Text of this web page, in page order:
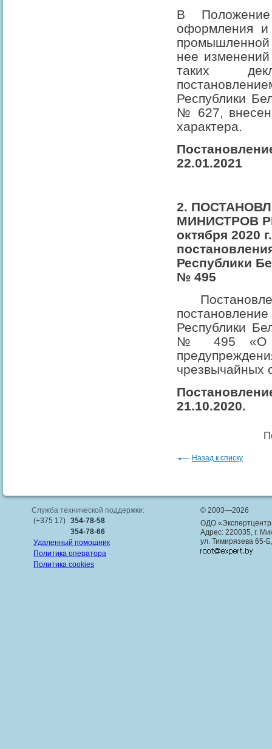
В
оформления и
нее
таких
Республики
№ 627,
характера.
22.01.2021
2.
МИНИСТРОВ
октября 2020
Республики
№ 495
Республики
№ 495 «О
чрезвычайных
21.10.2020.
Назад к списку
Служба технической поддержки:
(+375 17) 354-78-58
354-78-66
Удаленный помощник
Политика оператора
Политика cookies
© 2003—2026
ОДО
Адрес: 220035, г.
ул. Тимирязева 65-